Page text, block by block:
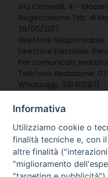
Via Cincinelli, 4 –
Registrazione Trib. di
26/05/2017
Direttore Responsabile:
Direttore Editoriale:
Per comunicati:
Telefono Redazione:
Whatsapp: 3314121971
Informativa
Utilizziamo cookie o
finalità tecniche e, con
altre finalità
"miglioramento